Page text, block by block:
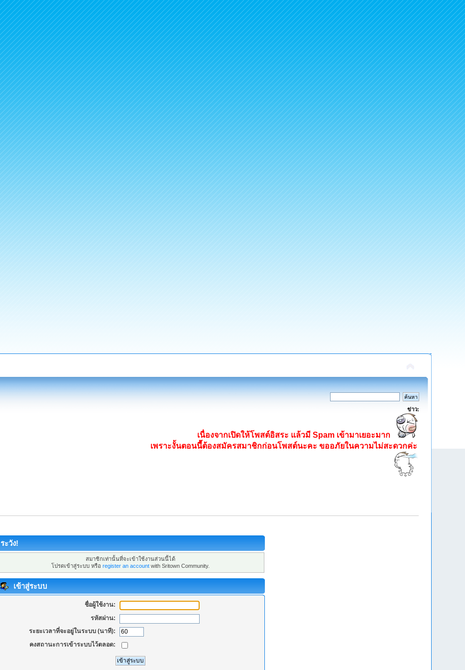
ข่าว:
เนื่องจากเปิดให้โพสต์อิสระ แล้วมี Spam เข้ามาเยอะมาก
เพราะงั้นตอนนี้ต้องสมัครสมาชิกก่อนโพสต์นะคะ ขออภัยในความไม่สะดวกค่ะ
ระวัง!
สมาชิกเท่านั้นที่จะเข้าใช้งานส่วนนี้ได้
โปรดเข้าสู่ระบบ หรือ register an account with Sritown Community.
เข้าสู่ระบบ
ชื่อผู้ใช้งาน:
รหัสผ่าน:
ระยะเวลาที่จะอยู่ในระบบ (นาที):
คงสถานะการเข้าระบบไว้ตลอด: